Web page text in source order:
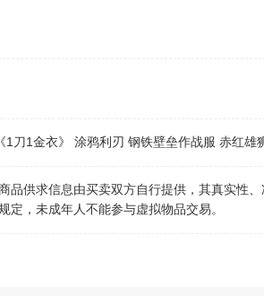
1刀1金衣》 涂鸦利刃 钢铁壁垒作战服 赤红雄
品供求信息由买卖双方自行提供，其真实性
定，未成年人不能参与虚拟物品交易。